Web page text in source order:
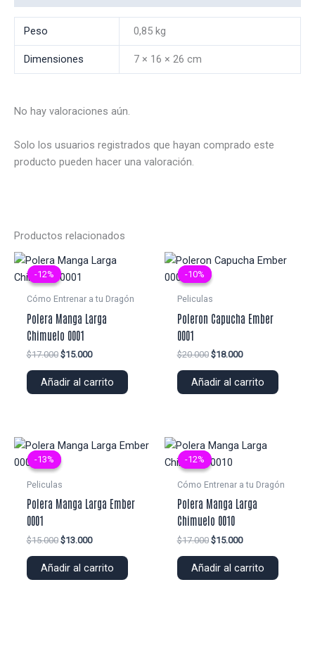
Peso 0,85 kg
Dimensiones 7 × 16 × 26 cm
No hay valoraciones aún.
Solo los usuarios registrados que hayan comprado este
producto pueden hacer una valoración.
Productos relacionados
-12%
-12%
Cómo Entrenar a tu Dragón
Polera Manga Larga
Chimuelo 0001
$17.000 El
original
$15.000El
actual
Añadir al carrito
-10%
-10%
Peliculas
Poleron Capucha Ember
0001
$20.000 El
original
$18.000El
actual
Añadir al carrito
-13%
-13%
Peliculas
Polera Manga Larga Ember
0001
$15.000 El
original
$13.000El
actual
Añadir al carrito
-12%
-12%
Cómo Entrenar a tu Dragón
Polera Manga Larga
Chimuelo 0010
$17.000 El
original
$15.000El
actual
Añadir al carrito